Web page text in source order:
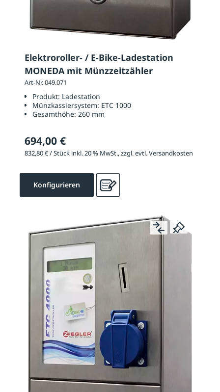
Elektroroller- / E-Bike-Ladestation
MONEDA mit Münzzeitzähler
Art-Nr. 049.071
Produkt: Ladestation
Münzkassiersystem: ETC 1000
Gesamthöhe: 260 mm
694,00 €
832,80 € / Stück inkl. 20 % MwSt., zzgl. evtl. Versandkosten
Konfigurieren